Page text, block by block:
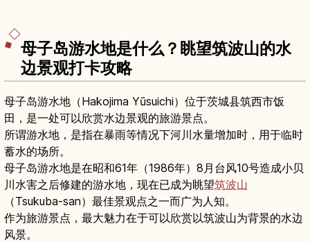
母子岛游水地是什么？眺望筑波山的水
边景观打卡攻略
母子岛游水地（Hakojima Yūsuichi）位于茨城县筑西市饭
田，是一处可以欣赏水边景观的旅游景点。
所谓游水地，是指在暴雨等情况下河川水量增加时，用于临时
蓄水的场所。
母子岛游水地是在昭和61年（1986年）8月台风10号造成小贝
川水害之后修建的游水地，现在已成为眺望筑波山
（Tsukuba-san）最佳景观点之一而广为人知。
作为旅游景点，最大魅力在于可以欣赏以筑波山为背景的水边
风景。